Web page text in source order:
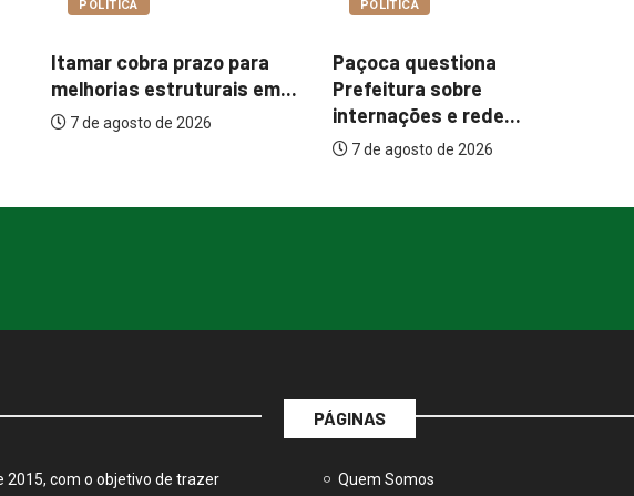
POLÍTICA
Paçoca questiona
Prefeitura sobre
internações e rede...
COTIDIANO
Garimpo Day reúne
brechós, gastronomia e
atrações...
7 de agosto de 2026
2015, com o objetivo de trazer
PÁGINAS
Quem Somos